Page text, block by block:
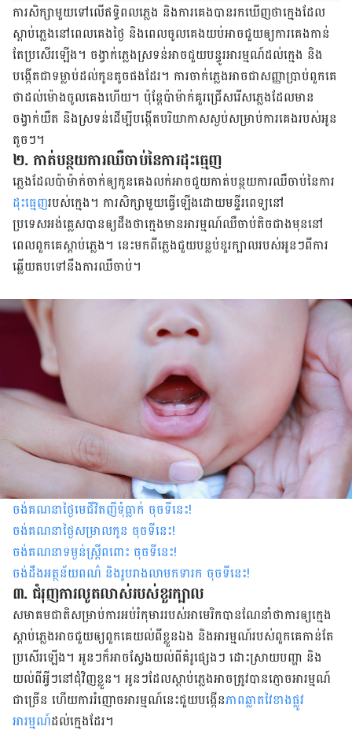
ការសិក្សា​មួយ​ទៅ​លើ​ឥទ្ធិពល​ភ្លេង​ និង​ការ​គេង​បាន​រក​ឃើញ​ថា​ក្មេង​ដែល​
ស្តាប់ភ្លេង​នៅពេល​គេង​ថ្ងៃ និង​ពេល​ចូល​គេង​យប់​​អាច​ជួយ​ឲ្យ​ការ​គេង​កាន់​
តែ​ប្រសើរ​ឡើង។ ចង្វាក់​ភ្លេង​ស្រទន់​អាច​ជួយ​បន្ធូរ​អារម្មណ៍​ដល់​ក្មេង និង​
បង្កើត​ជា​ទម្លាប់​ដល់​កូន​តូច​ផង​ដែរ។ ការ​ចាក់​ភ្លេង​អាច​ជា​សញ្ញា​ប្រាប់​ពួកគេ​
ថា​ដល់​ម៉ោង​ចូល​គេង​ហើយ។ ប៉ុន្តែ​ប៉ាម៉ាក់​គួរ​ជ្រើសរើស​ភ្លេង​ដែល​មាន​
ចង្វាក់​យឺត និង​ស្រទន់​ដើម្បី​បង្កើត​បរិយាកាស​ស្ងប់​សម្រាប់​ការ​គេង​របស់​អូន​
តូចៗ។
២. កាត់​បន្ថយ​ការ​ឈឺចាប់​នៃ​ការ​ដុះ​ធ្មេញ
ភ្លេង​ដែល​ប៉ាម៉ាក់​ចាក់​ឲ្យ​កូន​គេង​លក់​អាច​ជួយ​កាត់​បន្ថយ​ការ​ឈឺចាប់​នៃ​ការ​
ដុះ​ធ្មេញ​របស់​ក្មេង។ ការសិក្សា​មួយ​ធ្វើ​ឡើង​ដោយ​មន្ទីរពេទ្យ​នៅ​
ប្រទេសអង់គ្លេស​​បាន​ឲ្យ​ដឹង​ថា​ក្មេង​មាន​អារម្មណ៍​ឈឺចាប់​តិច​ជាង​មុន​នៅ​
ពេល​ពួក​គេ​ស្តាប់​ភ្លេង។ នេះ​មក​ពី​ភ្លេង​ជួយ​បន្លប់​ខួរក្បាល​របស់អូនៗ​ពី​ការ​
ឆ្លើយតប​ទៅ​នឹង​ការឈឺចាប់។
ចង់គណនាថ្ងៃមេជីវិតញីទុំធ្លាក់ ចុចទីនេះ!
ចង់គណនាថ្ងៃសម្រាលកូន ចុចទីនេះ!
ចង់គណនាទម្ងន់ស្រ្តីពពោះ ចុចទីនេះ!
ចង់ដឹងអត្ថន័យពណ៌ និងរូបរាងលាមកទារក ចុចទីនេះ!
៣. ជំរុញ​ការ​លូតលាស់​របស់​ខួរក្បាល
សមាគម​ជាតិ​សម្រាប់​ការ​អប់រំ​កុមារ​​របស់អាមេរិក​បាន​ណែនាំ​ថា​ការ​ឲ្យ​ក្មេង​
ស្តាប់​ភ្លេង​អាច​ជួយ​ឲ្យ​ពួកគេ​យល់​ពី​ខ្លួន​ឯង​ និង​អារម្មណ៍​របស់​ពួកគេ​កាន់តែ​
ប្រសើរ​ឡើង។ អូនៗ​​ក៏​អាច​ស្វែងយល់​ពី​គំរូ​ផ្សេងៗ ​ដោះស្រាយ​បញ្ហា និង​
យល់​ពី​អ្វីៗ​នៅ​ជុំវិញ​ខ្លួន​។ អូនៗដែល​ស្តាប់​ភ្លេង​អាច​ត្រូវ​បាន​ភ្ញោច​អារម្មណ៍​
ជា​ច្រើន ហើយ​ការ​រំញោច​អារម្មណ៍​នេះ​ជួយ​បង្កើន​ភាព​ឆ្លាត​វៃ​ខាង​ផ្លូវ​
អារម្មណ៍​ដល់​ក្មេង​ដែរ។